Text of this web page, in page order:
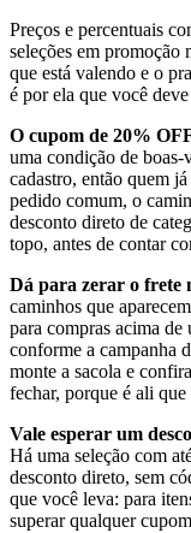
Preços e percentuais
seleções em promoção
que está valendo e o
é por ela que você
O cupom de 20%
uma condição de boas-
cadastro, então quem
pedido comum, o
desconto direto de
topo, antes de contar
Dá para zerar o frete
caminhos que
para compras acima de
conforme a campanha
monte a sacola e
fechar, porque é ali que
Vale esperar um
Há uma seleção com
desconto direto, sem
que você leva: para
superar qualquer